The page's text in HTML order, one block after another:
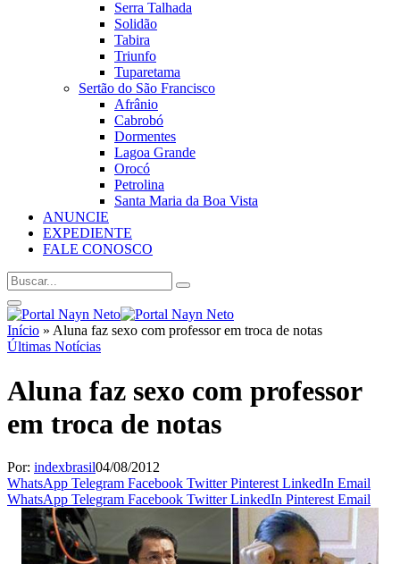
Serra Talhada
Solidão
Tabira
Triunfo
Tuparetama
Sertão do São Francisco
Afrânio
Cabrobó
Dormentes
Lagoa Grande
Orocó
Petrolina
Santa Maria da Boa Vista
ANUNCIE
EXPEDIENTE
FALE CONOSCO
Início » Aluna faz sexo com professor em troca de notas
Últimas Notícias
Aluna faz sexo com professor
em troca de notas
Por: indexbrasil04/08/2012
WhatsApp Telegram Facebook Twitter Pinterest LinkedIn Email
WhatsApp Telegram Facebook Twitter LinkedIn Pinterest Email